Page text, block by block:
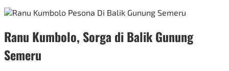
Ranu Kumbolo, Sorga di Balik Gunung
Semeru